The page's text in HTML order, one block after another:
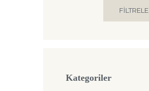
FILTRELE
Kategoriler